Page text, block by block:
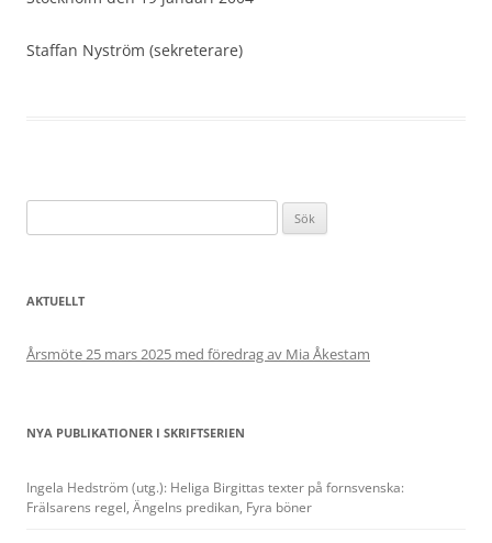
Staffan Nyström (sekreterare)
efter:
AKTUELLT
Årsmöte 25 mars 2025 med föredrag av Mia Åkestam
NYA PUBLIKATIONER I SKRIFTSERIEN
Ingela Hedström (utg.): Heliga Birgittas texter på fornsvenska:
Frälsarens regel, Ängelns predikan, Fyra böner